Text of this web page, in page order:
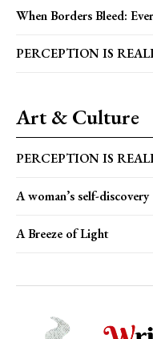
When Borders Bleed:
PERCEPTION IS
Art & Culture
PERCEPTION IS
A woman’s self-discovery
A Breeze of Light